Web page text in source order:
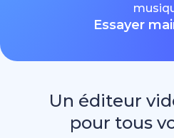
Essayer
Un éditeur
pour tous